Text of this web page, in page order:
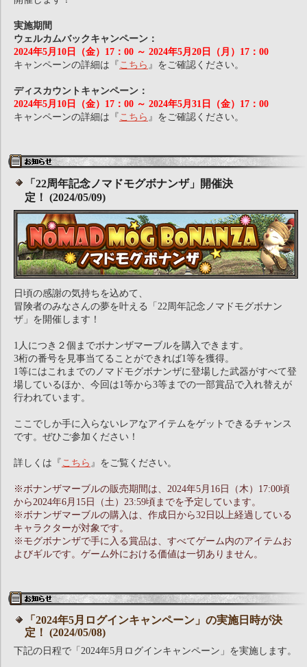
実施期間
ウェルカムバックキャンペーン：
2024年5月10日（金）17：00 ～ 2024年5月20日（月）17：00
キャンペーンの詳細は『 こちら 』をご確認ください。
ディスカウントキャンペーン：
2024年5月10日（金）17：00 ～ 2024年5月31日（金）17：00
キャンペーンの詳細は『 こちら 』をご確認ください。
「22周年記念ノマドモグボナンザ」開催決
定！ (2024/05/09)
日頃の感謝の気持ちを込めて、
冒険者のみなさんの夢を叶える「22周年記念ノマドモグボナン
ザ」を開催します！
1人につき２個までボナンザマーブルを購入できます。
3桁の番号を見事当てることができれば1等を獲得。
1等にはこれまでのノマドモグボナンザに登場した武器がすべて登
場しているほか、今回は1等から3等までの一部賞品で入れ替えが
行われています。
ここでしか手に入らないレアなアイテムをゲットできるチャンス
です。ぜひご参加ください！
詳しくは『 こちら 』をご覧ください。
※ボナンザマーブルの販売期間は、2024年5月16日（木）17:00頃
から2024年6月15日（土）23:59頃までを予定しています。
※ボナンザマーブルの購入は、作成日から32日以上経過している
キャラクターが対象です。
※モグボナンザで手に入る賞品は、すべてゲーム内のアイテムお
よびギルです。ゲーム外における価値は一切ありません。
「2024年5月ログインキャンペーン」の実施日時が決
定！ (2024/05/08)
下記の日程で「2024年5月ログインキャンペーン」を実施します。